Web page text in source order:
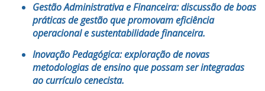
Gestão Administrativa e Financeira:discussão de boas
práticas de gestão que promovam eficiência
operacional e sustentabilidade financeira.
Inovação Pedagógica:exploração de novas
metodologias de ensino que possam ser integradas
ao currículo cenecista.